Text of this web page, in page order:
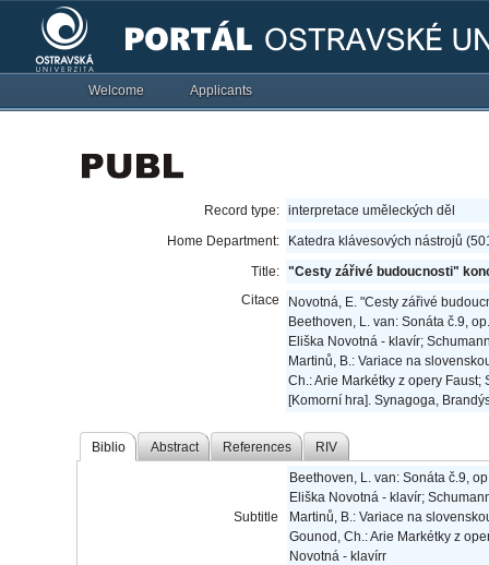
Welcome Applicants
Record type: interpretace uměleckých děl
Home Department:
Katedra klávesových nástrojů
Title: "Cesty zářivé budoucnosti"
Citace
Novotná, E. "Cesty zářivé
Beethoven, L. van: Sonáta č.9,
Eliška Novotná - klavír;
Martinů, B.: Variace na
Ch.: Arie Markétky z opery
[Komorní hra]. Synagoga,
Biblio Abstract References RIV
Subtitle
Beethoven, L. van: Sonáta č.9,
Eliška Novotná - klavír;
Martinů, B.: Variace na
Gounod, Ch.: Arie Markétky z
Novotná - klavírr